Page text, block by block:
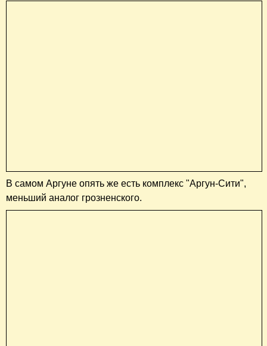
В самом Аргуне опять же есть комплекс "Аргун-Сити",
меньший аналог грозненского.